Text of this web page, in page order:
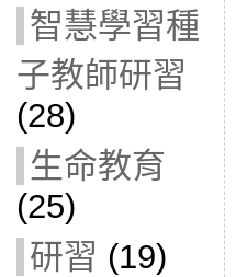
智慧學習種
子教師研習
(28)
生命教育
(25)
研習 (19)